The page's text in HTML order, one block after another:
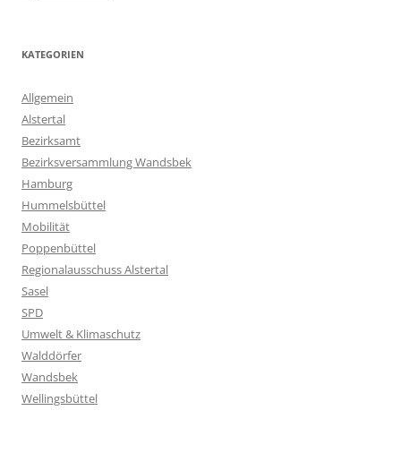
KATEGORIEN
Allgemein
Alstertal
Bezirksamt
Bezirksversammlung Wandsbek
Hamburg
Hummelsbüttel
Mobilität
Poppenbüttel
Regionalausschuss Alstertal
Sasel
SPD
Umwelt & Klimaschutz
Walddörfer
Wandsbek
Wellingsbüttel